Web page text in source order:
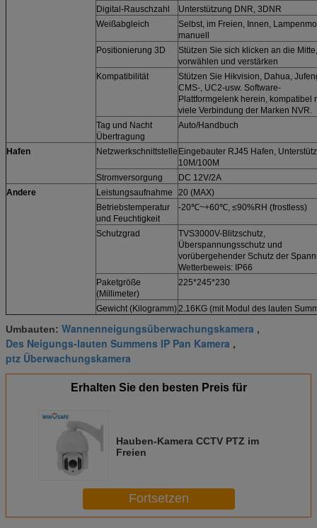
Digital-Rauschzahl
Unterstützung DNR, 3DNR
Weißabgleich
Selbst, im Freien, Innen,
manuell
Positionierung 3D
Stützen Sie sich klicken an die Mitte,
vorwählen und verstärken
Kompatibilität
Stützen Sie Hikvision, Dahua,
CMS-, UC2-usw. Software-
Plattformgelenk herein, kompatibel
viele Verbindung der Marken NVR.
Tag und Nacht
Übertragung
Auto/Handbuch
Hafen Netzwerkschnittstelle Eingebauter RJ45 Hafen,
10M/100M
Stromversorgung
DC 12V/2A
Andere
Leistungsaufnahme
20 (MAX)
Betriebstemperatur
und Feuchtigkeit
-20℃~+60℃, ≤90%RH (frostless)
Schutzgrad
TVS3000V-Blitzschutz,
Überspannungsschutz und
vorübergehender Schutz der
Wetterbeweis: IP66
Paketgröße
(Millimeter)
225*245*230
Gewicht (Kilogramm)2.16KG (mit Modul des lauten
Umbauten: Wannenneigungsüberwachungskamera ,
Des Neigungs-lauten Summens IP Pan Kamera ,
ptz Überwachungskamera
Erhalten Sie den besten Preis für
Hauben-Kamera CCTV PTZ im
Freien
Fortsetzen